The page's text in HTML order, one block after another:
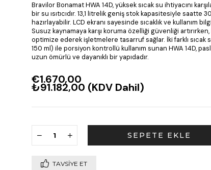
Bravilor Bonamat HWA 14D, yüksek sıcak su ihtiyacını
bir su ısıtıcıdır. 13,1 litrelik geniş stok kapasitesiyle saatte
hazırlayabilir. LCD ekranı sayesinde sıcaklık ve kullanım
Susuz kaynamaya karşı koruma özelliği güvenliği
optimize ederek işletmelere tasarruf sağlar. İki farklı sıcak
150 ml) ile porsiyon kontrollü kullanım sunan HWA 14D,
uzun ömürlü ve dayanıklı bir yapıdadır.
€1.670,00
₺91.182,00 (KDV Dahil)
TAVSIYE ET